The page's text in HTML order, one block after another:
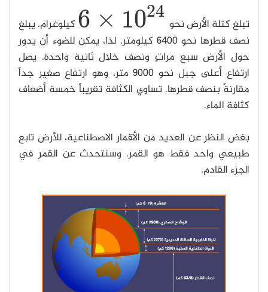
تبلغ كتلة الأرض نحو 6 × 1024
6×10 24
كيلوغرام. يبلغ
نصف قطرها نحو 6400 كيلومتر. لذا، يمكن للضوء أن يدور
حول الأرض سبع مراتٍ ونصف خلال ثانية واحدة. يصل
ارتفاع أعلى جبل نحو 9000 متر، وهو ارتفاع صغير جداً
مقارنةً بنصف قطرها. تساوي الكثافة تقريباً خمسة أضعاف
كثافة الماء.
بغض النظر عن العديد من الأقمار الاصطناعية، للأرض تابع
طبيعي واحد فقط هو القمر. وسنتحدث عن القمر في
الجزء القادم.